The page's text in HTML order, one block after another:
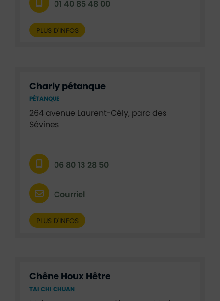
01 40 85 48 00
PLUS D'INFOS
Charly pétanque
PÉTANQUE
264 avenue Laurent-Cély, parc des
Sévines
06 80 13 28 50
Courriel
PLUS D'INFOS
Chêne Houx Hêtre
TAI CHI CHUAN